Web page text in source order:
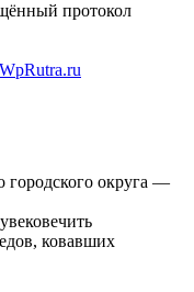
протокол
городского округа —
ковавших